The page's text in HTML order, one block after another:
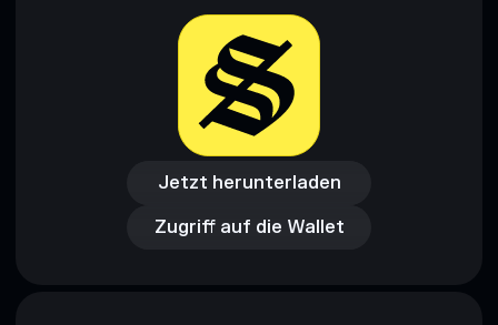
Jetzt herunterladen
Jetzt herunterladen
Zugriff auf die Wallet
Zugriff auf die Wallet